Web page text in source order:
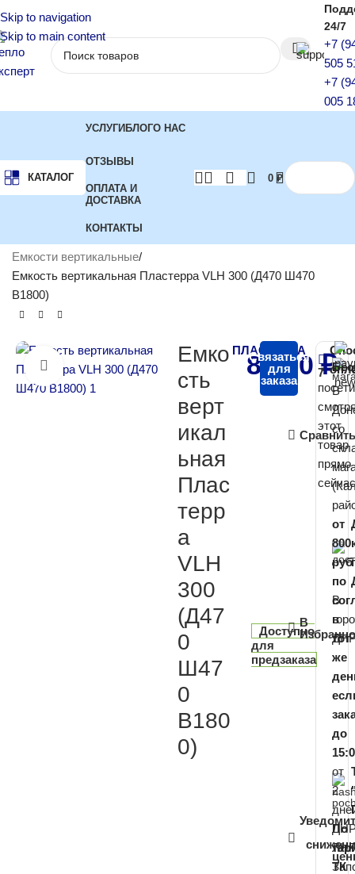
Skip to navigation
Skip to main content
24/7
+7
505
+7
005
КАТАЛОГ
УСЛУГИБЛОГО НАС
ОТЗЫВЫ
ОПЛАТА И
ДОСТАВКА
КОНТАКТЫ
0 ₽
Емкости вертикальные
Емкость вертикальная Пластерра VLH 300 (Д470 Ш470
В1800)
Нажмите, чтобы увеличить
Емко
сть
верт
икал
ьная
Плас
терр
а
VLH
300
(Д47
0
Ш47
0
В180
0)
ПЛАСТЕРРА
8 900₽
Доступно
для
предзаказа
Связаться
для
заказа
Сравнить
В
7
этот
товар
прямо
В
со
В
от
800
руб
по
в
тот
же
до
от
2
По
ТК